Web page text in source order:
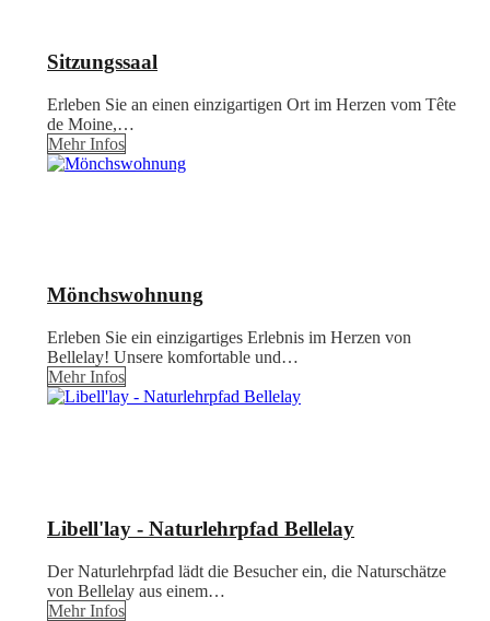
Sitzungssaal
Erleben Sie an einen einzigartigen Ort im Herzen vom Tête
de Moine,…
Mehr Infos
Mönchswohnung
Erleben Sie ein einzigartiges Erlebnis im Herzen von
Bellelay! Unsere komfortable und…
Mehr Infos
Libell'lay - Naturlehrpfad Bellelay
Der Naturlehrpfad lädt die Besucher ein, die Naturschätze
von Bellelay aus einem…
Mehr Infos